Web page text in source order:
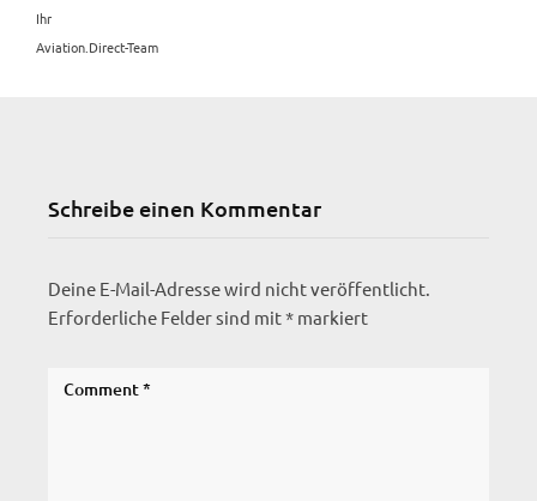
Ihr
Aviation.Direct-Team
Schreibe einen Kommentar
Deine E-Mail-Adresse wird nicht veröffentlicht.
Erforderliche Felder sind mit* markiert